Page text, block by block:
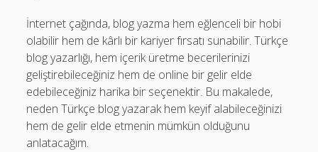
İnternet çağında, blog yazma hem eğlenceli bir hobi
olabilir hem de kârlı bir kariyer fırsatı sunabilir. Türkçe
blog yazarlığı, hem içerik üretme becerilerinizi
geliştirebileceğiniz hem de online bir gelir elde
edebileceğiniz harika bir seçenektir. Bu makalede,
neden Türkçe blog yazarak hem keyif alabileceğinizi
hem de gelir elde etmenin mümkün olduğunu
anlatacağım.